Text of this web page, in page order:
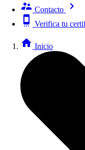
Contacto
Verifica tu
Inicio